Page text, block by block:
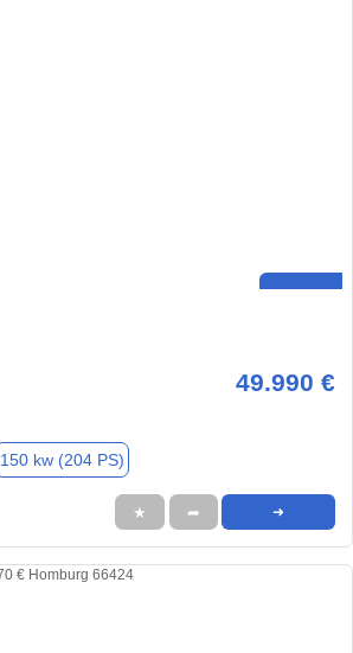
49.990 €
150 kw (204 PS)
★ ➦ ➜